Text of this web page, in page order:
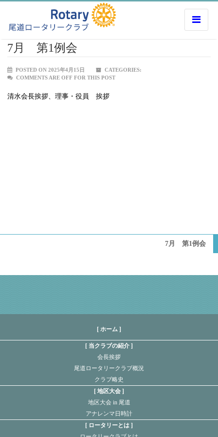
7月 第1例会
POSTED ON 2025年4月15日
CATEGORIES:
COMMENTS ARE OFF FOR THIS POST
清水会長挨拶、理事・役員 挨拶
7月 第1例会
[ ホーム ]
当クラブの紹介
会長挨拶
尾道ロータリークラブ概況
クラブ略史
地区大会
地区大会 in 尾道
アナレンマ日時計
ロータリーとは